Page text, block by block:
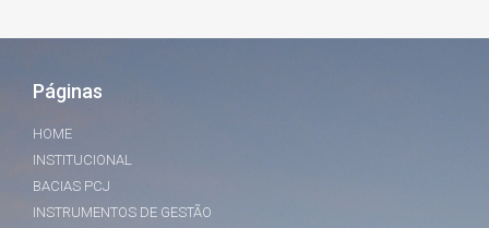
Páginas
HOME
INSTITUCIONAL
BACIAS PCJ
INSTRUMENTOS DE GESTÃO